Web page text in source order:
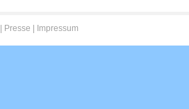
Presse Impressum